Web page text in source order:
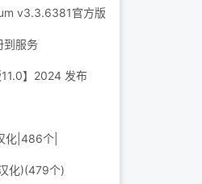
v3.3.6381官方版
到服务
】2024 发布
化|486个|
化)(479个)